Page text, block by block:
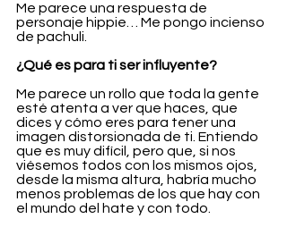
Me parece una respuesta de
personaje hippie… Me pongo incienso
de pachuli.
¿Qué es para ti ser influyente?
Me parece un rollo que toda la gente
esté atenta a ver que haces, que
dices y cómo eres para tener una
imagen distorsionada de ti. Entiendo
que es muy difícil, pero que, si nos
viésemos todos con los mismos ojos,
desde la misma altura, habría mucho
menos problemas de los que hay con
el mundo del hate y con todo.